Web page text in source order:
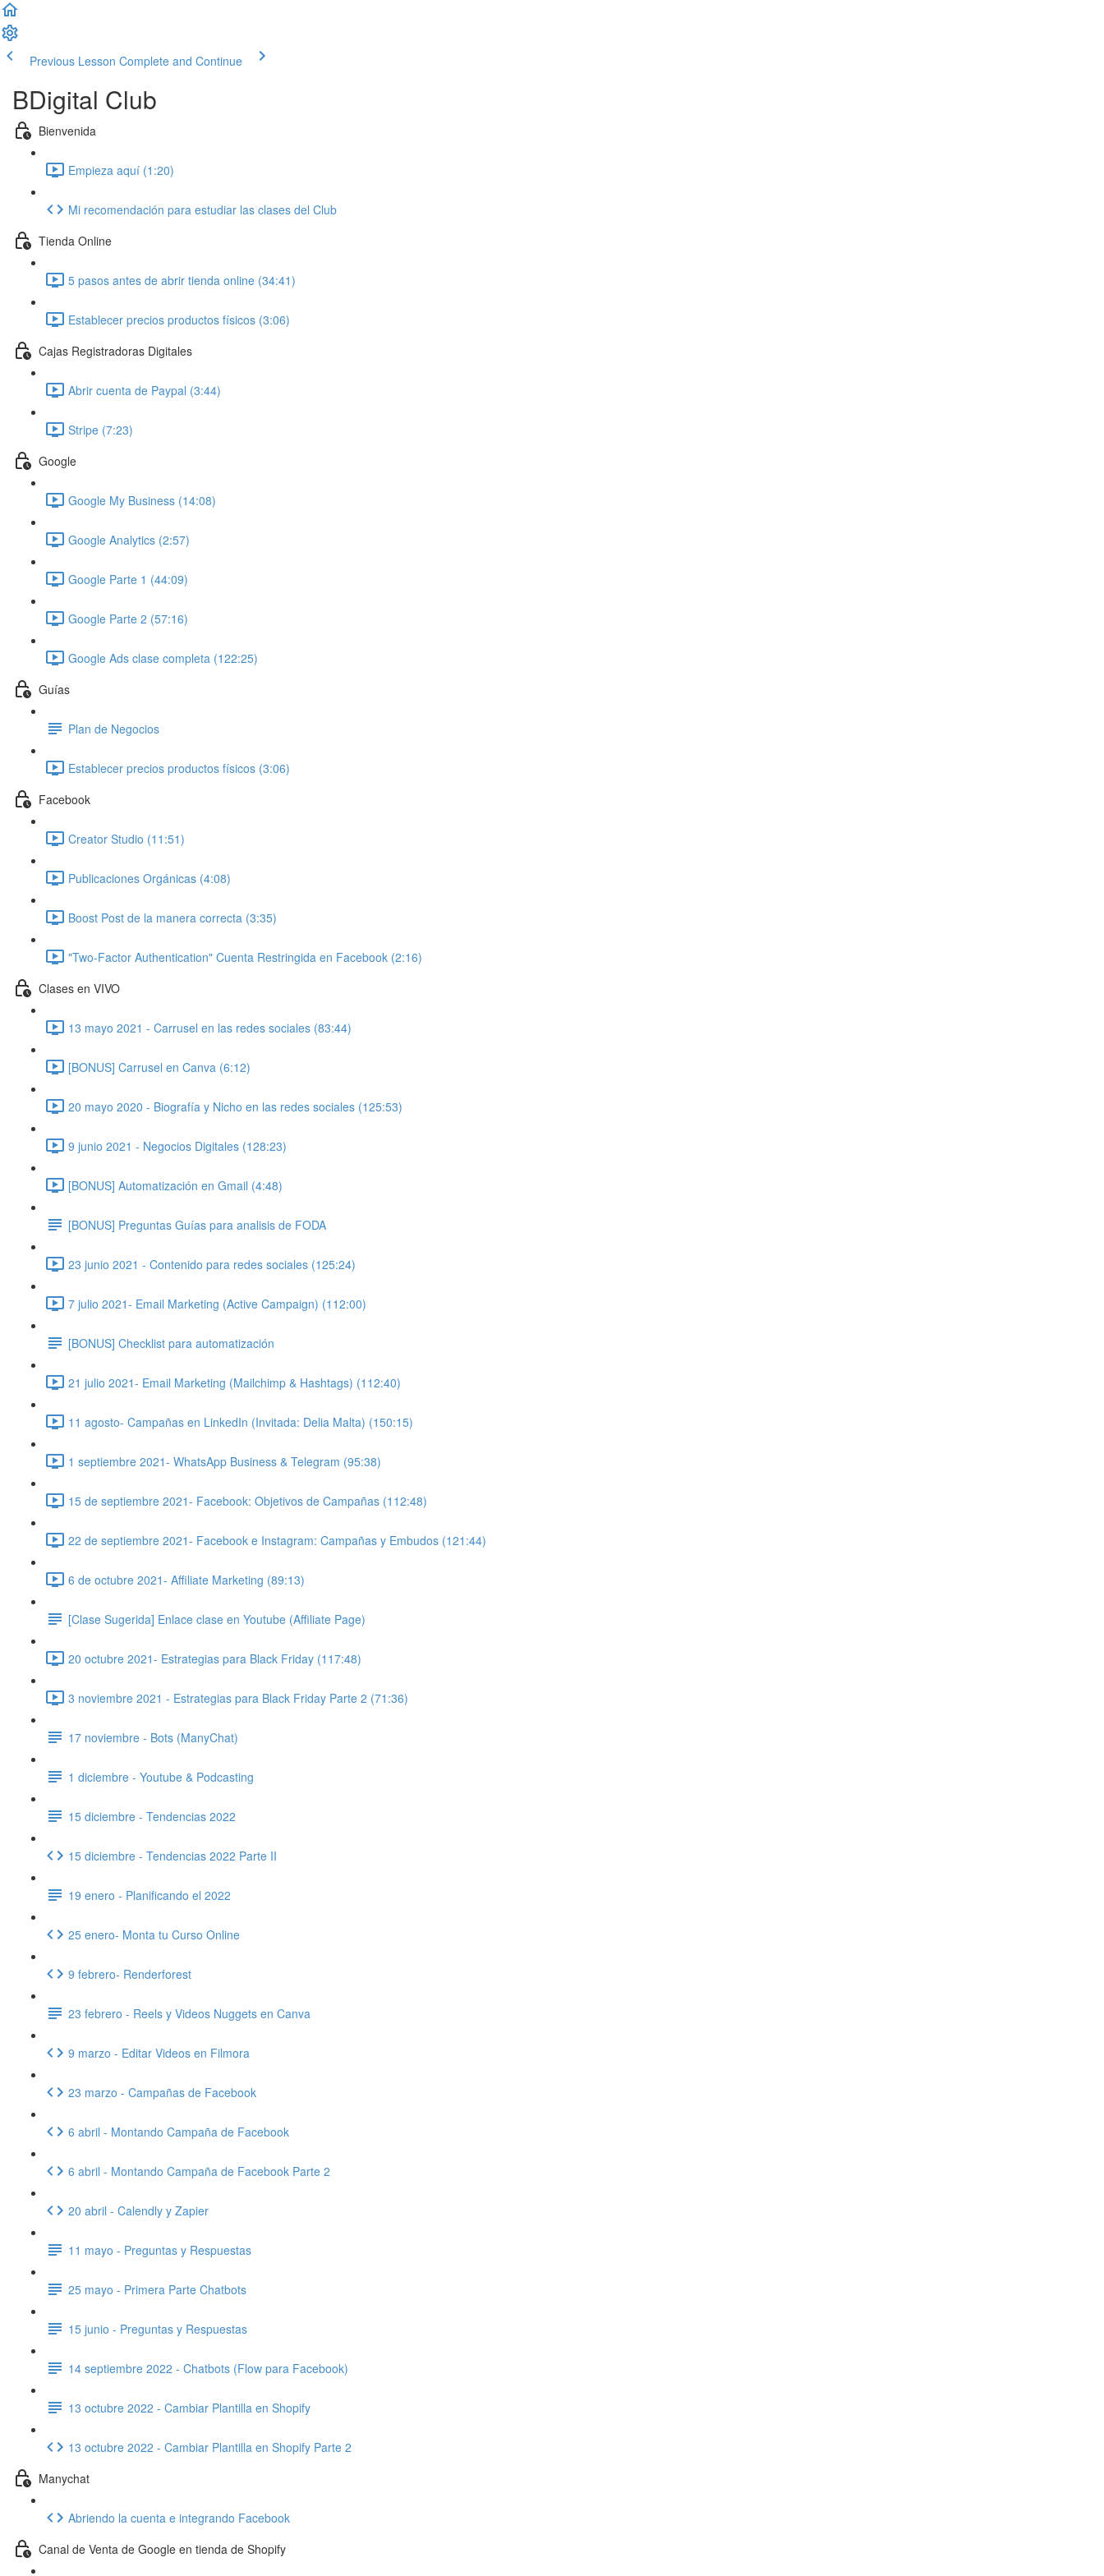
Previous Lesson Complete and Continue
BDigital Club
Bienvenida
Empieza aquí (1:20)
Mi recomendación para estudiar las clases del Club
Tienda Online
5 pasos antes de abrir tienda online (34:41)
Establecer precios productos físicos (3:06)
Cajas Registradoras Digitales
Abrir cuenta de Paypal (3:44)
Stripe (7:23)
Google
Google My Business (14:08)
Google Analytics (2:57)
Google Parte 1 (44:09)
Google Parte 2 (57:16)
Google Ads clase completa (122:25)
Guías
Plan de Negocios
Establecer precios productos físicos (3:06)
Facebook
Creator Studio (11:51)
Publicaciones Orgánicas (4:08)
Boost Post de la manera correcta (3:35)
"Two-Factor Authentication" Cuenta Restringida en Facebook (2:16)
Clases en VIVO
13 mayo 2021 - Carrusel en las redes sociales (83:44)
[BONUS] Carrusel en Canva (6:12)
20 mayo 2020 - Biografía y Nicho en las redes sociales (125:53)
9 junio 2021 - Negocios Digitales (128:23)
[BONUS] Automatización en Gmail (4:48)
[BONUS] Preguntas Guías para analisis de FODA
23 junio 2021 - Contenido para redes sociales (125:24)
7 julio 2021- Email Marketing (Active Campaign) (112:00)
[BONUS] Checklist para automatización
21 julio 2021- Email Marketing (Mailchimp & Hashtags) (112:40)
11 agosto- Campañas en LinkedIn (Invitada: Delia Malta) (150:15)
1 septiembre 2021- WhatsApp Business & Telegram (95:38)
15 de septiembre 2021- Facebook: Objetivos de Campañas (112:48)
22 de septiembre 2021- Facebook e Instagram: Campañas y Embudos (121:44)
6 de octubre 2021- Affiliate Marketing (89:13)
[Clase Sugerida] Enlace clase en Youtube (Affiliate Page)
20 octubre 2021- Estrategias para Black Friday (117:48)
3 noviembre 2021 - Estrategias para Black Friday Parte 2 (71:36)
17 noviembre - Bots (ManyChat)
1 diciembre - Youtube & Podcasting
15 diciembre - Tendencias 2022
15 diciembre - Tendencias 2022 Parte II
19 enero - Planificando el 2022
25 enero- Monta tu Curso Online
9 febrero- Renderforest
23 febrero - Reels y Videos Nuggets en Canva
9 marzo - Editar Videos en Filmora
23 marzo - Campañas de Facebook
6 abril - Montando Campaña de Facebook
6 abril - Montando Campaña de Facebook Parte 2
20 abril - Calendly y Zapier
11 mayo - Preguntas y Respuestas
25 mayo - Primera Parte Chatbots
15 junio - Preguntas y Respuestas
14 septiembre 2022 - Chatbots (Flow para Facebook)
13 octubre 2022 - Cambiar Plantilla en Shopify
13 octubre 2022 - Cambiar Plantilla en Shopify Parte 2
Manychat
Abriendo la cuenta e integrando Facebook
Canal de Venta de Google en tienda de Shopify